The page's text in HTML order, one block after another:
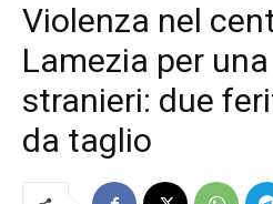
Violenza nel
Lamezia per
stranieri: due
da taglio